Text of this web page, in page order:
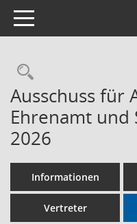
Toggle navigation
Ausschuss für
Ehrenamt und
2026
Informationen
Vertreter